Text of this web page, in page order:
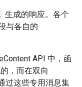
生成的响应。各个
与各自的
API 中，函
，而在双向
过这些专用消息集